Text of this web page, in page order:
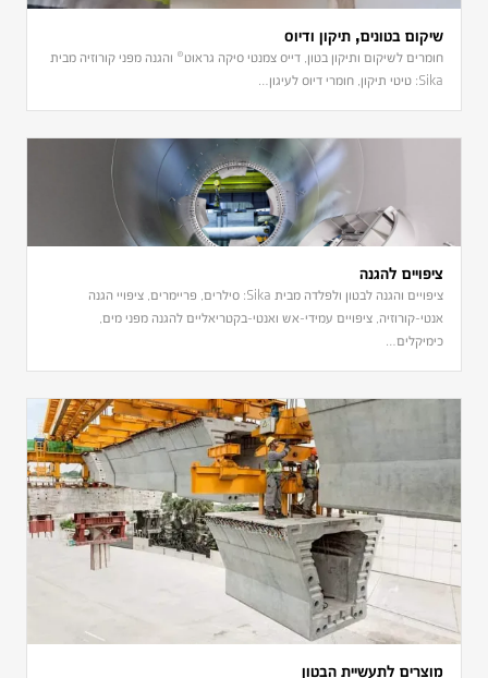
שיקום בטונים, תיקון ודיוס
חומרים לשיקום ותיקון בטון, דייס צמנטי סיקה גראוט® והגנה מפני קורוזיה מבית
Sika: טיטי תיקון, חומרי דיוס לעיגון…
ציפויים להגנה
ציפויים והגנה לבטון ולפלדה מבית Sika: סילרים, פריימרים, ציפויי הגנה
אנטי-קורוזיה, ציפויים עמידי-אש ואנטי-בקטריאליים להגנה מפני מים,
כימיקלים…
מוצרים לתעשיית הבטון